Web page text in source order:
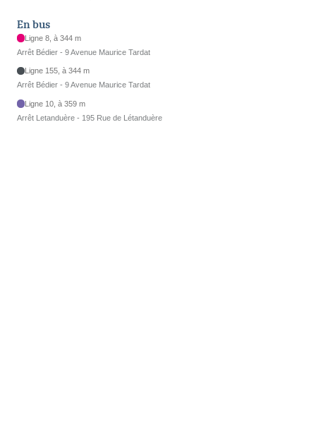
En bus
Ligne 8, à 344 m
Arrêt Bédier - 9 Avenue Maurice Tardat
Ligne 155, à 344 m
Arrêt Bédier - 9 Avenue Maurice Tardat
Ligne 10, à 359 m
Arrêt Letanduère - 195 Rue de Létanduère